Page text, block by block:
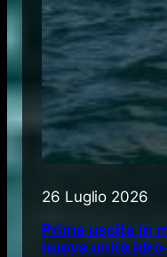
26 Luglio 2026
Prima uscita in
nuova unità